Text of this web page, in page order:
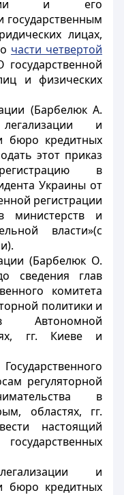
и его
лицах,
части четвертой
и физических
(Барбелюк А.
и
бюро кредитных
этот приказ
в
Украины от
регистрации
министерств и
власти»(с
(Барбелюк О.
сведения глав
комитета
политики и
в Автономной
гг. Киеве и
регуляторной
в
областях, гг.
настоящий
и
бюро кредитных